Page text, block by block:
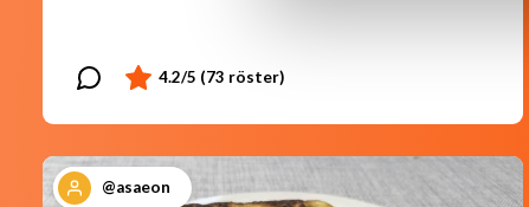
@asaeon